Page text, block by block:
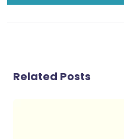
Related Posts